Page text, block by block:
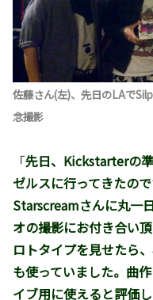
佐藤さん(左)、先日のLAで
念撮影
「先日、Kickstarterの
ゼルスに行ってきたの
Starscreamさんに丸一
オの撮影にお付き合い
ロトタイプを見せたら
も使っていました。曲
イブ用に使えると評価